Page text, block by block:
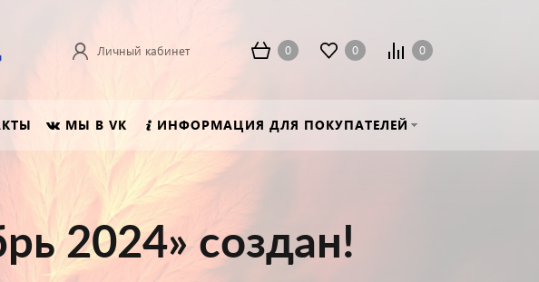
Личный кабинет 0 0 0
МЫ В VK ИНФОРМАЦИЯ ДЛЯ ПОКУПАТЕЛЕЙ
2024» создан!